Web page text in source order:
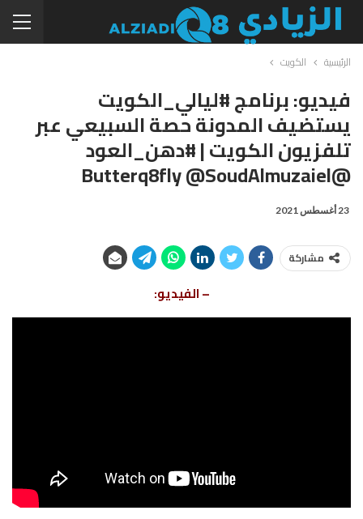
الرئيسية الكويت
فيديو: برنامج #ليالي_الكويت
يستضيف المدونة حصة السبيعي عبر
تلفزيون الكويت | #دهن_العود
@butterq8fly @SoudAlmuzaiel
23 أغسطس 2021
مشاركة
– الفيديو: